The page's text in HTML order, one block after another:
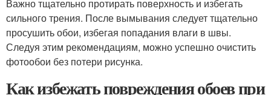
Важно тщательно протирать поверхность и избегать
сильного трения. После вымывания следует тщательно
просушить обои, избегая попадания влаги в швы.
Следуя этим рекомендациям, можно успешно очистить
фотообои без потери рисунка.
Как избежать повреждения обоев при